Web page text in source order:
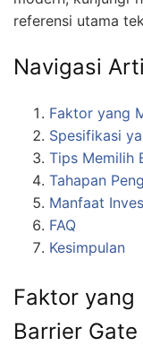
referensi utama
Navigasi
Faktor yang
Spesifikasi
Tips Memilih
Tahapan
Manfaat
FAQ
Kesimpulan
Faktor yang
Barrier Gate